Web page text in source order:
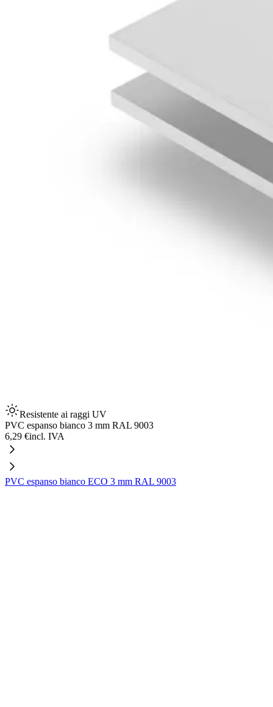
Resistente ai raggi UV
PVC espanso bianco 3 mm RAL 9003
6,29 €incl. IVA
PVC espanso bianco ECO 3 mm RAL 9003